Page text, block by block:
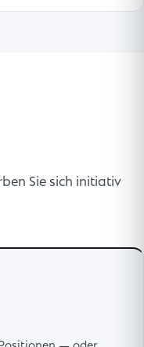
Sie sich initiativ